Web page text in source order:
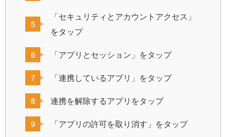
「セキュリティとアカウントアクセス」
をタップ
「アプリとセッション」をタップ
「連携しているアプリ」をタップ
連携を解除するアプリをタップ
「アプリの許可を取り消す」をタップ